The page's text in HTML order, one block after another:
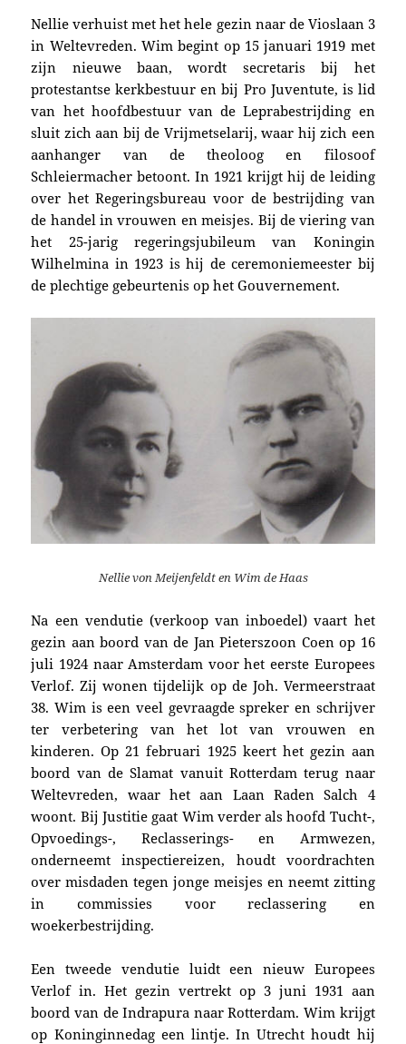
Nellie verhuist met het hele gezin naar de Vioslaan 3
in Weltevreden. Wim begint op 15 januari 1919 met
zijn nieuwe baan, wordt secretaris bij het
protestantse kerkbestuur en bij Pro Juventute, is lid
van het hoofdbestuur van de Leprabestrijding en
sluit zich aan bij de Vrijmetselarij, waar hij zich een
aanhanger van de theoloog en filosoof
Schleiermacher betoont. In 1921 krijgt hij de leiding
over het Regeringsbureau voor de bestrijding van
de handel in vrouwen en meisjes. Bij de viering van
het 25-jarig regeringsjubileum van Koningin
Wilhelmina in 1923 is hij deceremoniemeester bij
de plechtige gebeurtenis op het Gouvernement.
Nellie von Meijenfeldt en Wim de Haas
Na een vendutie (verkoop van inboedel) vaart het
gezin aan boord van de Jan Pieterszoon Coen op 16
juli 1924 naar Amsterdam voor het eerste Europees
Verlof. Zij wonen tijdelijk op de Joh. Vermeerstraat
38. Wim is een veel gevraagde spreker en schrijver
ter verbetering van het lot van vrouwen en
kinderen. Op 21 februari 1925 keert het gezin aan
boord van de Slamat vanuit Rotterdam terug naar
Weltevreden, waar het aan Laan Raden Salch 4
woont. Bij Justitie gaat Wim verder als hoofd Tucht-,
Opvoedings-, Reclasserings- en Armwezen,
onderneemt inspectiereizen, houdt voordrachten
over misdaden tegen jonge meisjes en neemt zitting
in commissies voor reclassering en
woekerbestrijding.
Een tweede vendutie luidt een nieuw Europees
Verlof in. Het gezinvertrekt op 3 juni 1931 aan
boord van de Indrapura naar Rotterdam. Wim krijgt
op Koninginnedag een lintje. In Utrecht houdt hij